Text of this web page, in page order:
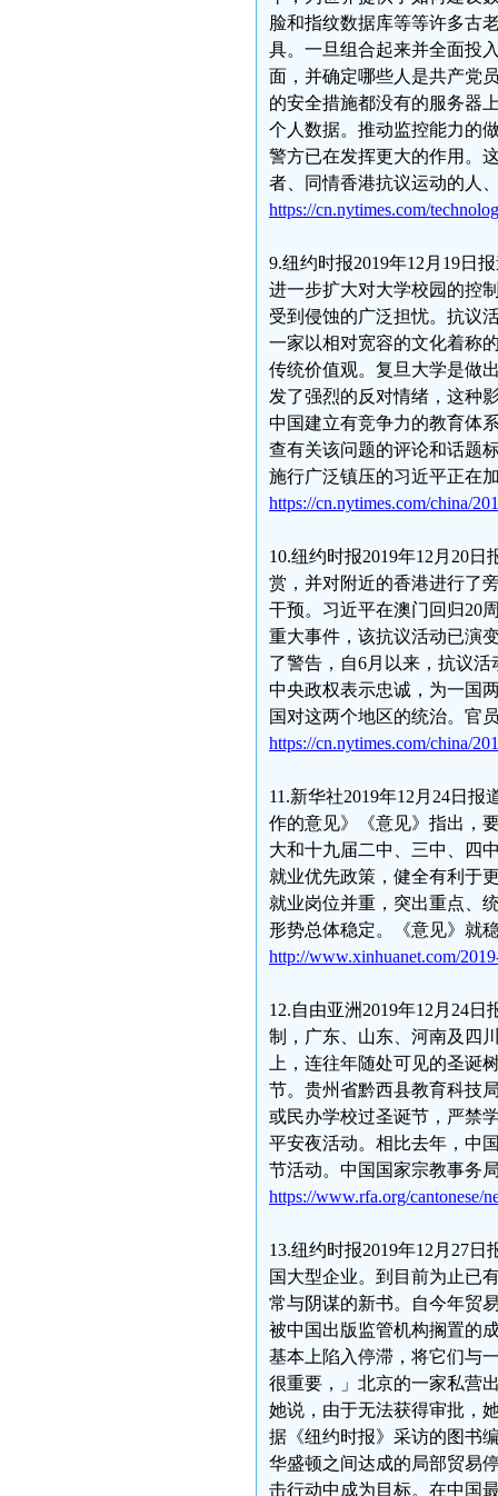
脸和指纹数据库等等许多古
具。一旦组合起来并全面投
面，并确定哪些人是共产党
的安全措施都没有的服务器
个人数据。推动监控能力的
警方已在发挥更大的作用。
者、同情香港抗议运动的人
https://cn.nytimes.com/
9.纽约时报2019年12月19日
进一步扩大对大学校园的控
受到侵蚀的广泛担忧。抗议
一家以相对宽容的文化着称
传统价值观。复旦大学是做
发了强烈的反对情绪，这种
中国建立有竞争力的教育体
查有关该问题的评论和话题
施行广泛镇压的习近平正在
https://cn.nytimes.com/china/
10.纽约时报2019年12月20
赏，并对附近的香港进行了
干预。习近平在澳门回归20
重大事件，该抗议活动已演
了警告，自6月以来，抗议
中央政权表示忠诚，为一国
国对这两个地区的统治。官
https://cn.nytimes.com/china/
11.新华社2019年12月24日
作的意见》《意见》指出，
大和十九届二中、三中、四
就业优先政策，健全有利于
就业岗位并重，突出重点、
形势总体稳定。《意见》就
http://www.xinhuanet.com/
12.自由亚洲2019年12月24
制，广东、山东、河南及四
上，连往年随处可见的圣诞
节。贵州省黔西县教育科技
或民办学校过圣诞节，严禁
平安夜活动。相比去年，中
节活动。中国国家宗教事务
https://www.rfa.org/cantonese/
13.纽约时报2019年12月27
国大型企业。到目前为止已
常与阴谋的新书。自今年贸
被中国出版监管机构搁置的
基本上陷入停滞，将它们与
很重要，」北京的一家私营
她说，由于无法获得审批，
据《纽约时报》采访的图书
华盛顿之间达成的局部贸易
击行动中成为目标。在中国